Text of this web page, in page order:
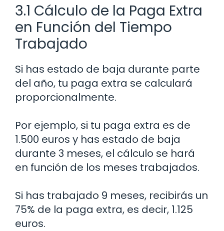
3.1 Cálculo de la Paga Extra
en Función del Tiempo
Trabajado
Si has estado de baja durante parte
del año, tu paga extra se calculará
proporcionalmente.
Por ejemplo, si tu paga extra es de
1.500 euros y has estado de baja
durante 3 meses, el cálculo se hará
en función de los meses trabajados.
Si has trabajado 9 meses, recibirás un
75% de la paga extra, es decir, 1.125
euros.